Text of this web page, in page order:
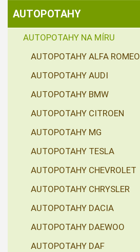
AUTOPOTAHY
AUTOPOTAHY NA MÍRU
AUTOPOTAHY ALFA ROMEO
AUTOPOTAHY AUDI
AUTOPOTAHY BMW
AUTOPOTAHY CITROEN
AUTOPOTAHY MG
AUTOPOTAHY TESLA
AUTOPOTAHY CHEVROLET
AUTOPOTAHY CHRYSLER
AUTOPOTAHY DACIA
AUTOPOTAHY DAEWOO
AUTOPOTAHY DAF